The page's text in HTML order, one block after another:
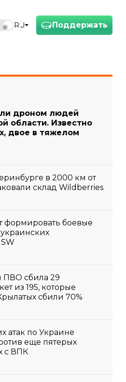
Поддержать
RU
дроном людей
области. Известно
двое в тяжелом
в 2000 км от
склад Wildberries
формировать боевые
ПВО сбила 29
из 195, которые
сбили 70%
атак по Украине
еще пятерых
с ВПК